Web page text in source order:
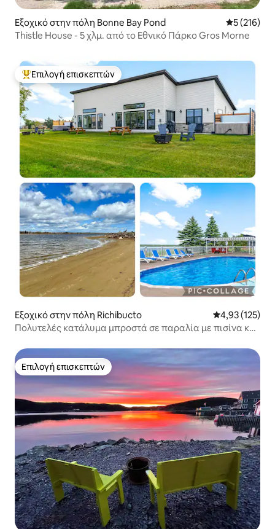
Εξοχικό στην πόλη Bonne Bay Pond Μέση
5 (216)
Thistle House - 5 χλμ. από το Εθνικό Πάρκο Gros Morne
Κορυφαία επιλογή επισκεπτών
Επιλογή επισκεπτών
Εξοχικό στην πόλη Richibucto Μέση
4,93 (125)
Πολυτελές κατάλυμα μπροστά σε παραλία με πισίνα και
Επιλογή επισκεπτών
Επιλογή επισκεπτών